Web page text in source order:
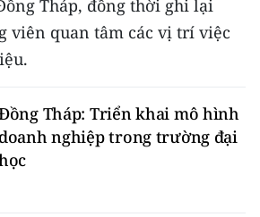
- MỖI XÃ
Tháp, đồng thời ghi lại
viên quan tâm các vị trí việc
Tháp: Triển khai mô hình
doanh nghiệp trong trường đại